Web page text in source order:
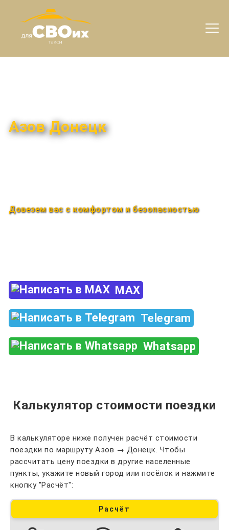
Азов Донецк
Довезем вас с комфортом и безопасностью
MAX
Telegram
Whatsapp
Калькулятор стоимости поездки
В калькуляторе ниже получен расчёт стоимости
поездки по маршруту Азов → Донецк. Чтобы
рассчитать цену поездки в другие населенные
пункты, укажите новый город или посёлок и нажмите
кнопку "Расчёт":
Расчёт